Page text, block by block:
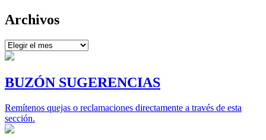
Archivos
Archivos
BUZÓN SUGERENCIAS
Remítenos quejas o reclamaciones directamente a través de esta
sección.